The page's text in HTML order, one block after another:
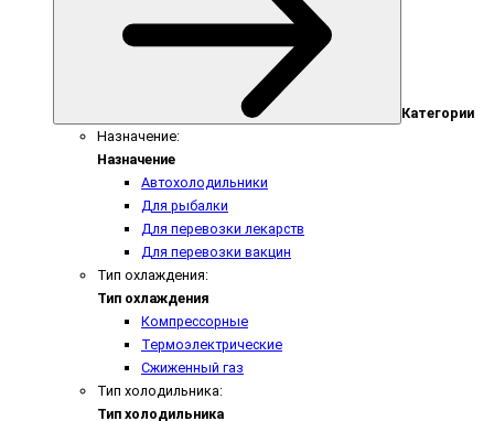
Категории
Назначение:
Назначение
Автохолодильники
Для рыбалки
Для перевозки лекарств
Для перевозки вакцин
Тип охлаждения:
Тип охлаждения
Компрессорные
Термоэлектрические
Сжиженный газ
Тип холодильника:
Тип холодильника